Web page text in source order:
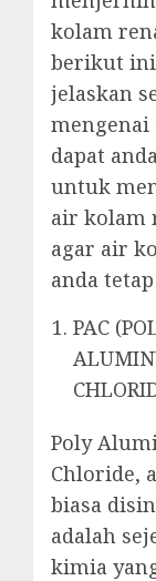
kolam
berikut
jelaskan
mengenai
dapat
untuk
air kolam
agar air
anda
PAC
Poly
Chloride,
biasa
adalah
kimia